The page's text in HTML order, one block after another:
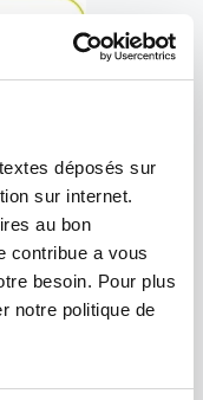
déposés sur
sur internet.
au bon
contribue a vous
besoin. Pour plus
notre politique de
le tube